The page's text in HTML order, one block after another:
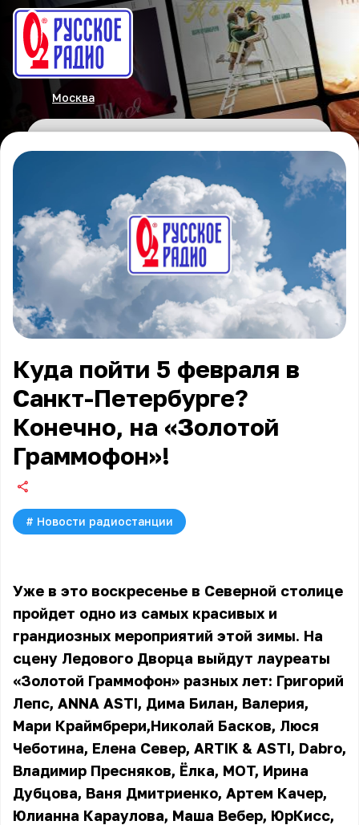
Москва
Куда пойти 5 февраля в
Санкт-Петербурге?
Конечно, на «Золотой
Граммофон»!
# Новости радиостанции
Уже в это воскресенье в Северной столице
пройдет одно из самых красивых и
грандиозных мероприятий этой зимы. На
сцену Ледового Дворца выйдут лауреаты
«Золотой Граммофон» разных лет: Григорий
Лепс, ANNA ASTI, Дима Билан, Валерия,
Мари Краймбрери,Николай Басков, Люся
Чеботина, Елена Север, ARTIK & ASTI, Dabro,
Владимир Пресняков, Ёлка, MOT, Ирина
Дубцова, Ваня Дмитриенко, Артем Качер,
Юлианна Караулова, Маша Вебер, ЮрКисс,